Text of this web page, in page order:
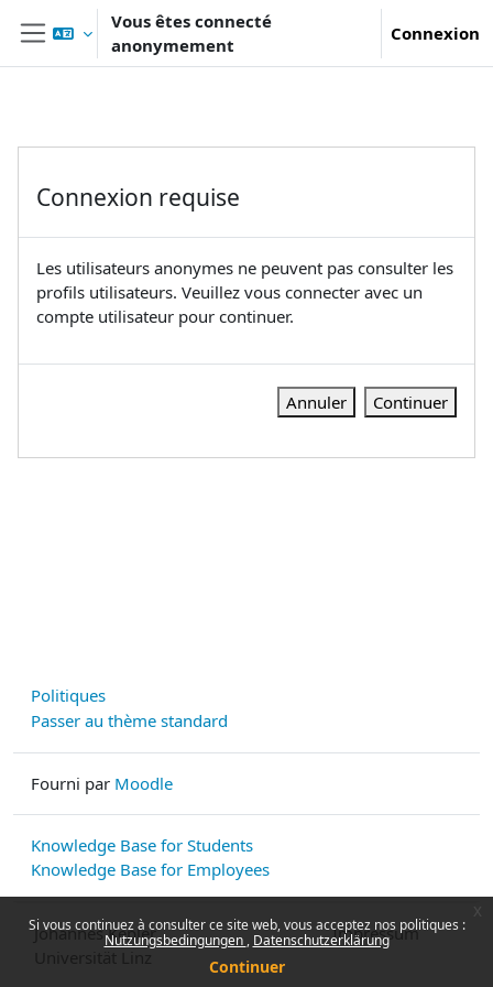
Passer au contenu principal
Si vous continuez à consulter ce site web, vous acceptez nos politiques :
Nutzungsbedingungen Datenschutzerklärung
Continuer
Panneau latéral
Vous êtes connecté
anonymement
Connexion
Connexion requise
Les utilisateurs anonymes ne peuvent pas consulter les
profils utilisateurs. Veuillez vous connecter avec un
compte utilisateur pour continuer.
Annuler Continuer
Politiques
Passer au thème standard
Fourni par Moodle
Knowledge Base for Students
Knowledge Base for Employees
Johannes Kepler
Impressum